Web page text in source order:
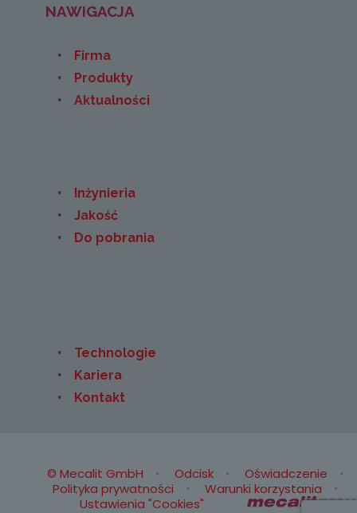
NAWIGACJA
Firma
Produkty
Aktualności
Inżynieria
Jakość
Do pobrania
Technologie
Kariera
Kontakt
© Mecalit GmbH Odcisk
Oświadczenie
Polityka prywatności
Warunki korzystania
Ustawienia "Cookies"